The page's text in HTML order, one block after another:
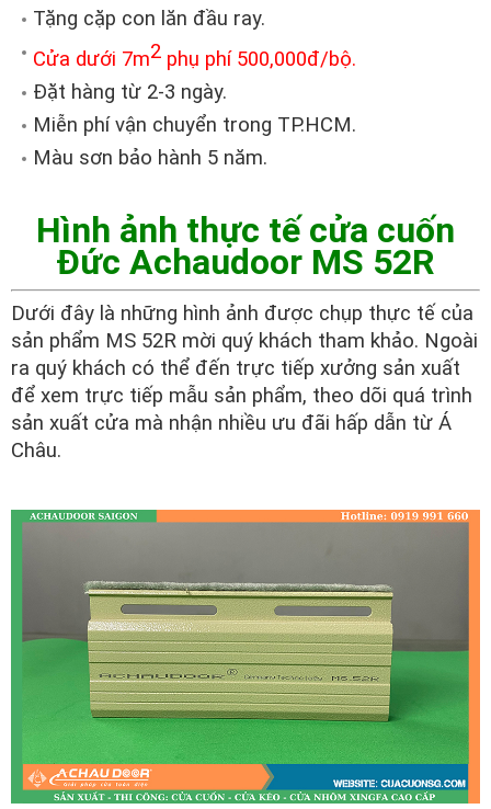
Tặng cặp con lăn đầu ray.
Cửa dưới 7m2 phụ phí 500,000đ/bộ.
Đặt hàng từ 2-3 ngày.
Miễn phí vận chuyển trong TP.HCM.
Màu sơn bảo hành 5 năm.
Hình ảnh thực tế cửa cuốn
Đức Achaudoor MS 52R
Dưới đây là những hình ảnh được chụp thực tế của
sản phẩm MS 52R mời quý khách tham khảo. Ngoài
ra quý khách có thể đến trực tiếp xưởng sản xuất
để xem trực tiếp mẫu sản phẩm, theo dõi quá trình
sản xuất cửa mà nhận nhiều ưu đãi hấp dẫn từ Á
Châu.